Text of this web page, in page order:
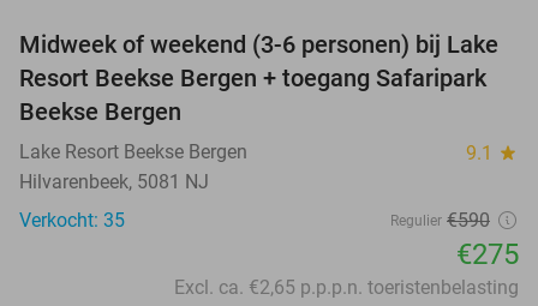
53%
Midweek of weekend (3-6 personen) bij Lake
Resort Beekse Bergen + toegang Safaripark
Beekse Bergen
Lake Resort Beekse Bergen 9.1 star
Hilvarenbeek, 5081 NJ
Verkocht: 35
Regulier €590
€275
Excl. ca. €2,65 p.p.p.n. toeristenbelasting